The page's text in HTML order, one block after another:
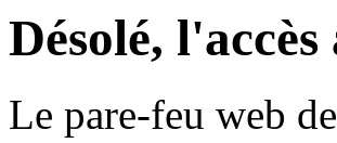
Désolé,
Le pare-feu web